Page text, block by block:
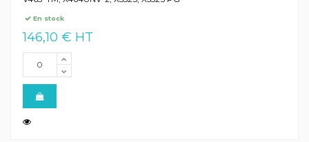
En stock
146,10 € HT